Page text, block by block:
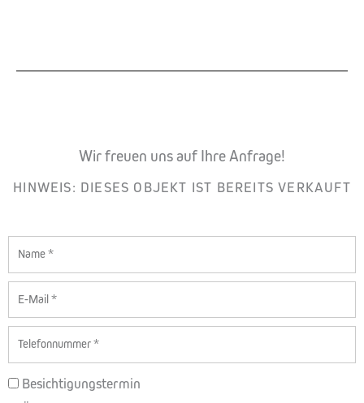
Wir freuen uns auf Ihre Anfrage!
HINWEIS: DIESES OBJEKT IST BEREITS VERKAUFT
Name
E-
Mail
Telefon
BETREFF
Besichtigungstermin